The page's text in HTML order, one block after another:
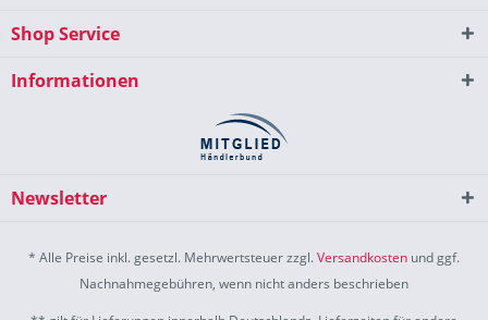
Shop Service
Informationen
Newsletter
* Alle Preise inkl. gesetzl. Mehrwertsteuer zzgl.Versandkosten und ggf.
Nachnahmegebühren, wenn nicht anders beschrieben